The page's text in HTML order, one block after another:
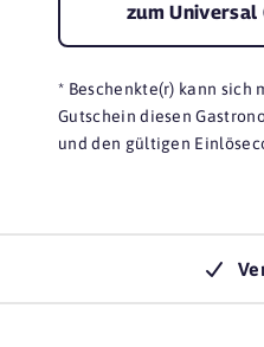
zum Universal
* Beschenkte(r) kann sich
Gutschein diesen
und den gültigen